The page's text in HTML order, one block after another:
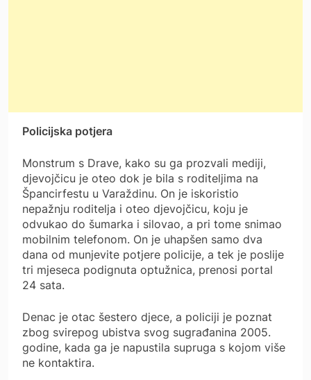
Policijska potjera
Monstrum s Drave, kako su ga prozvali mediji,
djevojčicu je oteo dok je bila s roditeljima na
Špancirfestu u Varaždinu. On je iskoristio
nepažnju roditelja i oteo djevojčicu, koju je
odvukao do šumarka i silovao, a pri tome snimao
mobilnim telefonom. On je uhapšen samo dva
dana od munjevite potjere policije, a tek je poslije
tri mjeseca podignuta optužnica, prenosi portal
24 sata.
Denac je otac šestero djece, a policiji je poznat
zbog svirepog ubistva svog sugrađanina 2005.
godine, kada ga je napustila supruga s kojom više
ne kontaktira.